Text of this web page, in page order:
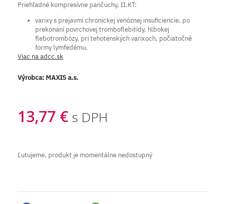
Priehľadné kompresívne pančuchy, II.KT:
varixy s prejavmi chronickej venóznej insuficiencie, po
prekonaní povrchovej tromboflebitídy, hlbokej
flebotrombózy, pri tehotenských varixoch, počiatočné
formy lymfedému.
Viac na adcc.sk
Výrobca: MAXIS a.s.
13,77 € s DPH
Ľutujeme, produkt je momentálne nedostupný